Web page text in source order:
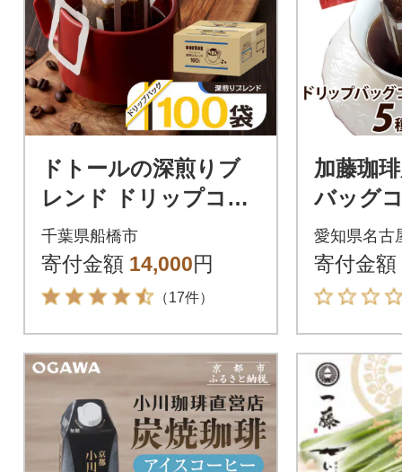
ドトールの深煎りブ
レンド ドリップコー
ヒー 100袋 ドリップ
バックコーヒー
千葉県船橋市
寄付金額 14,000円
（17件）
加藤珈
バッグ
味が楽
00杯分
愛知県名古
寄付金額